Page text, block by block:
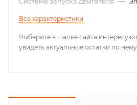
Все характеристики
Выберите в шапке сайта
увидеть актуальные остатки по нему.